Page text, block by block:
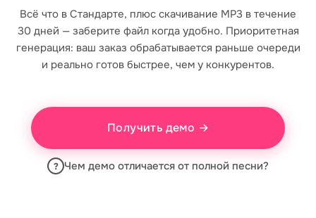
Всё что в Стандарте, плюс скачивание MP3 в течение
30 дней — заберите файл когда удобно. Приоритетная
генерация: ваш заказ обрабатывается раньше очереди
и реально готов быстрее, чем у конкурентов.
Получить демо →
? Чем демо отличается от полной песни?